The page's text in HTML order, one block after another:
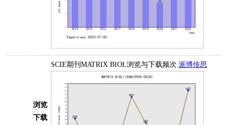
浏览
下载
SCIE期刊MATRIX BIOL浏览与下载频次 派博传思